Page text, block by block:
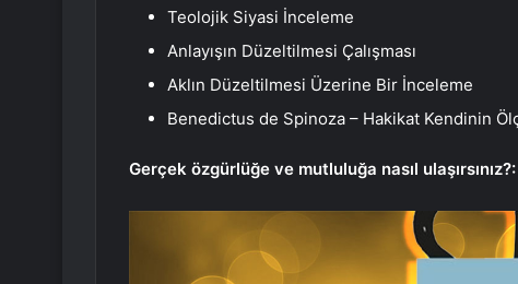
Teolojik Siyasi İnceleme
Anlayışın Düzeltilmesi Çalışması
Aklın Düzeltilmesi Üzerine Bir İnceleme
Benedictus de Spinoza – Hakikat Kendinin
Gerçek özgürlüğe ve mutluluğa nasıl